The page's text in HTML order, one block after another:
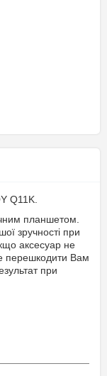
Q11K.
планшетом.
зручності при
аксесуар не
перешкодити Вам
при